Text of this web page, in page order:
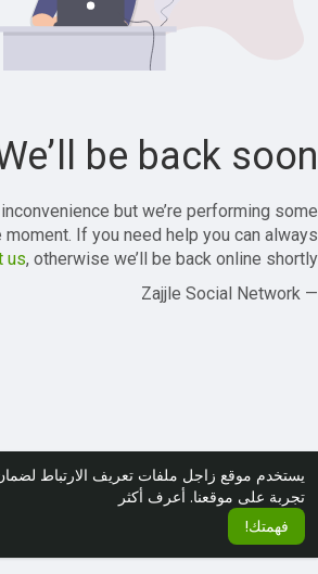
يستخدم موقع زاجل ملفات تعريف الارتباط
تجربة على موقعنا. أعرف أكثر
فهمتك!
be back soon!
but we’re performing some
moment. If you need help you can always
us, otherwise we’ll be back online shortly!
— Zajjle Social Network